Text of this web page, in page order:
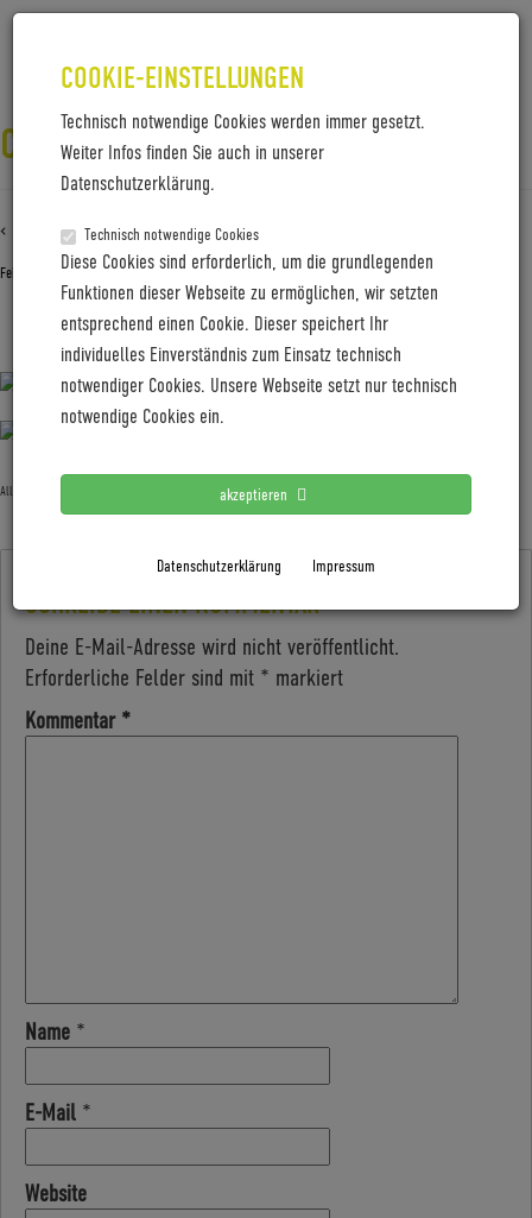
COOKIE-EINSTELLUNGEN
Technisch notwendige Cookies werden immer gesetzt.
Weiter Infos finden Sie auch in unserer
Datenschutzerklärung.
Technisch notwendige Cookies
Diese Cookies sind erforderlich, um die grundlegenden
Funktionen dieser Webseite zu ermöglichen, wir setzten
entsprechend einen Cookie. Dieser speichert Ihr
individuelles Einverständnis zum Einsatz technisch
notwendiger Cookies. Unsere Webseite setzt nur technisch
notwendige Cookies ein.
akzeptieren
Datenschutzerklärung Impressum
COBOC_TURINO_W4A5607
‹ Zurück zuCoboc_Turino_W4A5607
Februar 14, 2019 Gabi Jung— No Comments
Coboc_Turino_W4A5607
Allgemein
SCHREIBE EINEN KOMMENTAR
Deine E-Mail-Adresse wird nicht veröffentlicht.
Erforderliche Felder sind mit * markiert
Kommentar *
Name *
E-Mail *
Website